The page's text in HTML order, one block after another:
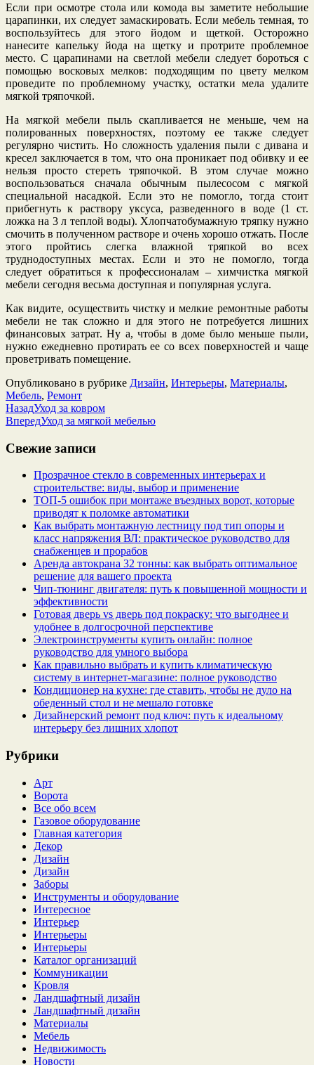
Если при осмотре стола или комода вы заметите небольшие
царапинки, их следует замаскировать. Если мебель темная, то
воспользуйтесь для этого йодом и щеткой. Осторожно
нанесите капельку йода на щетку и протрите проблемное
место. С царапинами на светлой мебели следует бороться с
помощью восковых мелков: подходящим по цвету мелком
проведите по проблемному участку, остатки мела удалите
мягкой тряпочкой.
На мягкой мебели пыль скапливается не меньше, чем на
полированных поверхностях, поэтому ее также следует
регулярно чистить. Но сложность удаления пыли с дивана и
кресел заключается в том, что она проникает под обивку и ее
нельзя просто стереть тряпочкой. В этом случае можно
воспользоваться сначала обычным пылесосом с мягкой
специальной насадкой. Если это не помогло, тогда стоит
прибегнуть к раствору уксуса, разведенного в воде (1 ст.
ложка на 3 л теплой воды). Хлопчатобумажную тряпку нужно
смочить в полученном растворе и очень хорошо отжать. После
этого пройтись слегка влажной тряпкой во всех
труднодоступных местах. Если и это не помогло, тогда
следует обратиться к профессионалам – химчистка мягкой
мебели сегодня весьма доступная и популярная услуга.
Как видите, осуществить чистку и мелкие ремонтные работы
мебели не так сложно и для этого не потребуется лишних
финансовых затрат. Ну а, чтобы в доме было меньше пыли,
нужно ежедневно протирать ее со всех поверхностей и чаще
проветривать помещение.
Опубликовано в рубрике Дизайн, Интерьеры, Материалы,
Мебель, Ремонт
НазадУход за ковром
ВпередУход за мягкой мебелью
Свежие записи
Прозрачное стекло в современных интерьерах и
строительстве: виды, выбор и применение
ТОП-5 ошибок при монтаже въездных ворот, которые
приводят к поломке автоматики
Как выбрать монтажную лестницу под тип опоры и
класс напряжения ВЛ: практическое руководство для
снабженцев и прорабов
Аренда автокрана 32 тонны: как выбрать оптимальное
решение для вашего проекта
Чип‑тюнинг двигателя: путь к повышенной мощности и
эффективности
Готовая дверь vs дверь под покраску: что выгоднее и
удобнее в долгосрочной перспективе
Электроинструменты купить онлайн: полное
руководство для умного выбора
Как правильно выбрать и купить климатическую
систему в интернет‑магазине: полное руководство
Кондиционер на кухне: где ставить, чтобы не дуло на
обеденный стол и не мешало готовке
Дизайнерский ремонт под ключ: путь к идеальному
интерьеру без лишних хлопот
Рубрики
Арт
Ворота
Все обо всем
Газовое оборудование
Главная категория
Декор
Дизайн
Дизайн
Заборы
Инструменты и оборудование
Интересное
Интерьер
Интерьеры
Интерьеры
Каталог организаций
Коммуникации
Кровля
Ландшафтный дизайн
Ландшафтный дизайн
Материалы
Мебель
Недвижимость
Новости